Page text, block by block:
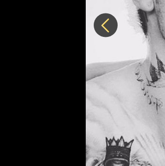
Předchozí